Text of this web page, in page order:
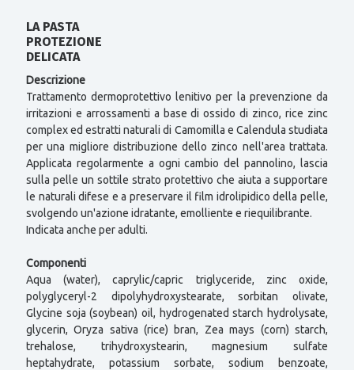
LA PASTA
PROTEZIONE
DELICATA
Descrizione
Trattamento dermoprotettivo lenitivo per la prevenzione da
irritazioni e arrossamenti a base di ossido di zinco, rice zinc
complex ed estratti naturali di Camomilla e Calendula studiata
per una migliore distribuzione dello zinco nell'area trattata.
Applicata regolarmente a ogni cambio del pannolino, lascia
sulla pelle un sottile strato protettivo che aiuta a supportare
le naturali difese e a preservare il film idrolipidico della pelle,
svolgendo un'azione idratante, emolliente e riequilibrante.
Indicata anche per adulti.
Componenti
Aqua (water), caprylic/capric triglyceride, zinc oxide,
polyglyceryl-2 dipolyhydroxystearate, sorbitan olivate,
Glycine soja (soybean) oil, hydrogenated starch hydrolysate,
glycerin, Oryza sativa (rice) bran, Zea mays (corn) starch,
trehalose, trihydroxystearin, magnesium sulfate
heptahydrate, potassium sorbate, sodium benzoate,